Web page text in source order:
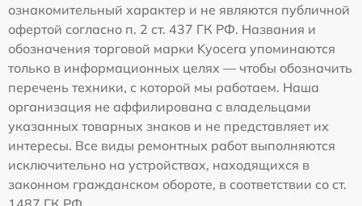
ознакомительный характер и не являются публичной
офертой согласно п. 2 ст. 437 ГК РФ. Названия и
обозначения торговой марки Kyocera упоминаются
только в информационных целях — чтобы обозначить
перечень техники, с которой мы работаем. Наша
организация не аффилирована с владельцами
указанных товарных знаков и не представляет их
интересы. Все виды ремонтных работ выполняются
исключительно на устройствах, находящихся в
законном гражданском обороте, в соответствии со ст.